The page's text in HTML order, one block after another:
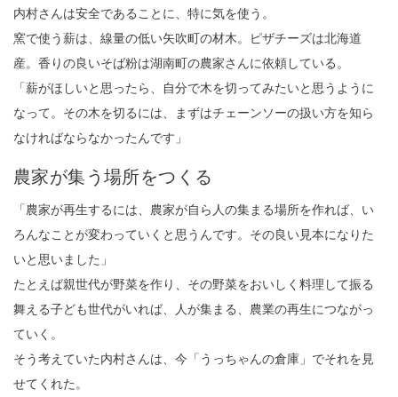
内村さんは安全であることに、特に気を使う。
窯で使う薪は、線量の低い矢吹町の材木。ピザチーズは北海道
産。香りの良いそば粉は湖南町の農家さんに依頼している。
「薪がほしいと思ったら、自分で木を切ってみたいと思うように
なって。その木を切るには、まずはチェーンソーの扱い方を知ら
なければならなかったんです」
農家が集う場所をつくる
「農家が再生するには、農家が自ら人の集まる場所を作れば、い
ろんなことが変わっていくと思うんです。その良い見本になりた
いと思いました」
たとえば親世代が野菜を作り、その野菜をおいしく料理して振る
舞える子ども世代がいれば、人が集まる、農業の再生につながっ
ていく。
そう考えていた内村さんは、今「うっちゃんの倉庫」でそれを見
せてくれた。